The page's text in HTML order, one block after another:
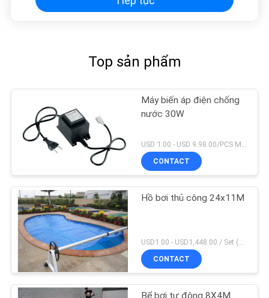
Top sản phẩm
Máy biến áp điện chống
nước 30W
CONTACT
Hồ bơi thủ công 24x11M
CONTACT
Bể bơi tự động 8X4M